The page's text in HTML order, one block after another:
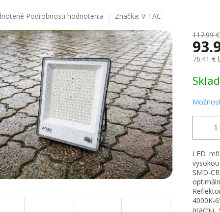
Podrobnosti hodnotenia Značka: V-TAC
117.99 €
76.41 €
cena:
LED
SMD-
4000K-
prachu,